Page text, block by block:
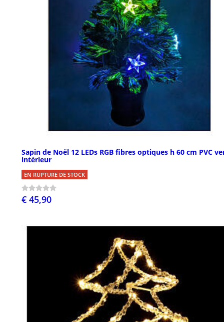
Sapin de Noël 12 LEDs RGB fibres optiques h 60 cm PVC
intérieur
EN RUPTURE DE STOCK
€ 45,90